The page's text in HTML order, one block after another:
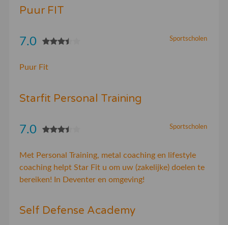
Inloggen
Puur FIT
Sportscholen
7.0
Puur Fit
Starfit Personal Training
Sportscholen
7.0
Met Personal Training, metal coaching en lifestyle
coaching helpt Star Fit u om uw (zakelijke) doelen te
bereiken! In Deventer en omgeving!
Self Defense Academy